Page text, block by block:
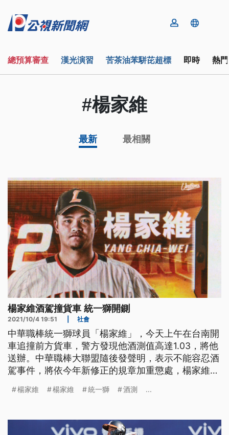
總預算審查 漢光演習 苦茶油苯駢芘超標 即時 熱
#楊家維
最新 最相關
楊家維酒駕撞貨車 統一獅開鍘
2021/10/4 19:51 社會
中華職棒統一獅球員「楊家維」，今天上午在台南開
車追撞前方貨車，警方發現他酒測值高達1.03，將他
送辦。中華職棒大聯盟隨後發聲明，表示不能容忍酒
駕事件，將依今年新修正的規章加重懲處，楊家維最
屏東也有消防隊員酒駕被逮，除了拒測被開了18萬元
楊家維 楊家維 統一獅 酒測 ...